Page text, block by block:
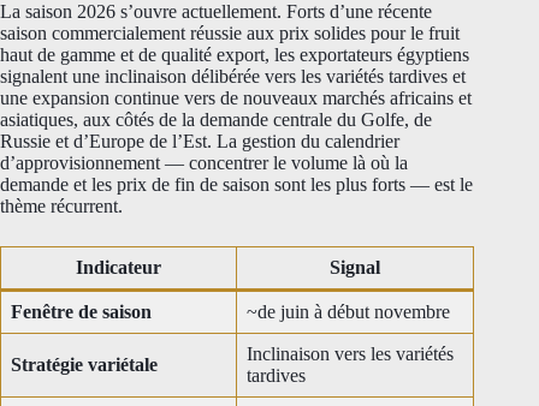
La saison 2026 s’ouvre actuellement. Forts d’une récente
saison commercialement réussie aux prix solides pour le fruit
haut de gamme et de qualité export, les exportateurs égyptiens
signalent une inclinaison délibérée vers les variétés tardives et
une expansion continue vers de nouveaux marchés africains et
asiatiques, aux côtés de la demande centrale du Golfe, de
Russie et d’Europe de l’Est. La gestion du calendrier
d’approvisionnement — concentrer le volume là où la
demande et les prix de fin de saison sont les plus forts — est le
thème récurrent.
Indicateur Signal
Fenêtre de saison ~de juin à début novembre
Stratégie variétale
Inclinaison vers les variétés
tardives